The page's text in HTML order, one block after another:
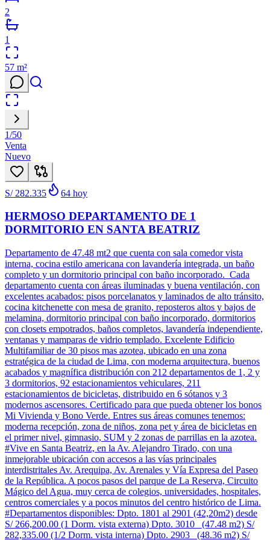
2
1
57 m²
1/50
Venta
Nuevo
S/ 282.335 64 hoy
HERMOSO DEPARTAMENTO DE 1
DORMITORIO EN SANTA BEATRIZ
Departamento de 47.48 mt2 que cuenta con sala comedor vista
interna, cocina estilo americana con lavandería integrada, un baño
completo y un dormitorio principal con baño incorporado. Cada
departamento cuenta con áreas iluminadas y buena ventilación, con
excelentes acabados: pisos porcelanatos y laminados de alto tránsito,
cocina kitchenette con mesa de granito, reposteros altos y bajos de
melamina, dormitorio principal con baño incorporado, dormitorios
con closets empotrados, baños completos, lavandería independiente,
ventanas y mamparas de vidrio templado. Excelente Edificio
Multifamiliar de 30 pisos mas azotea, ubicado en una zona
estratégica de la ciudad de Lima, con moderna arquitectura, buenos
acabados y magnífica distribución con 212 departamentos de 1, 2 y
3 dormitorios, 92 estacionamientos vehiculares, 211
estacionamientos de bicicletas, distribuido en 6 sótanos y 3
modernos ascensores. Certificado para que pueda obtener los bonos
Mi Vivienda y Bono Verde. Entres sus áreas comunes tenemos:
moderna recepción, zona de niños, zona pet y área de bicicletas en
el primer nivel, gimnasio, SUM y 2 zonas de parrillas en la azotea.
#Vive en Santa Beatriz, en la Av. Alejandro Tirado, con una
inmejorable ubicación con accesos a las vías principales
interdistritales Av. Arequipa, Av. Arenales y Vía Expresa del Paseo
de la República. A pocos pasos del parque de La Reserva, Circuito
Mágico del Agua, muy cerca de colegios, universidades, hospitales,
centros comerciales y a pocos minutos del centro histórico de Lima.
#Departamentos disponibles: Dpto. 1801 al 2901 (42,20m2) desde
S/ 266,200.00 (1 Dorm. vista externa) Dpto. 3010 (47.48 m2) S/
282,335.00 (1/2 Dorm. vista interna) Dpto. 2903 (48.36 m2) S/